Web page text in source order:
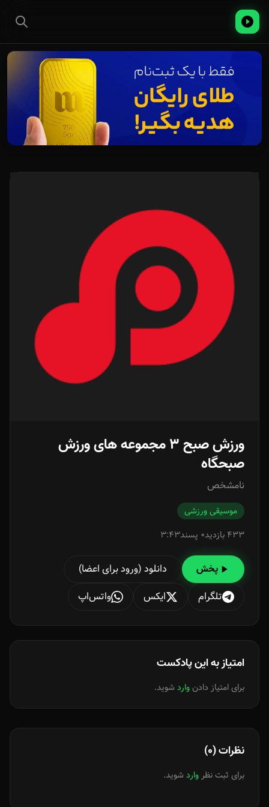
ورزش صبح ٣ مجموعه های ورزش
صبحگاه
نامشخص
موسیقی ورزشی
433 بازدید
0 پسند 3:43
پخش
دانلود (ورود برای اعضا)
تلگرام
ایکس واتس‌اپ
امتیاز به این پادکست
برای امتیاز دادنواردشوید.
نظرات (0)
برای ثبت نظر واردشوید.